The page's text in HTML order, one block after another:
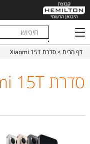
דף הבית> סדרת Xiaomi 15T
סדרת Xiaomi 15T